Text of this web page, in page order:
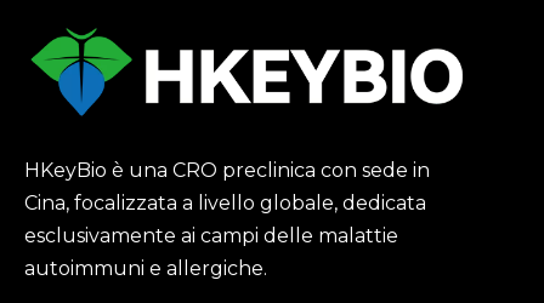
HKeyBio è una CRO preclinica con sede in
Cina, focalizzata a livello globale, dedicata
esclusivamente ai campi delle malattie
autoimmuni e allergiche.